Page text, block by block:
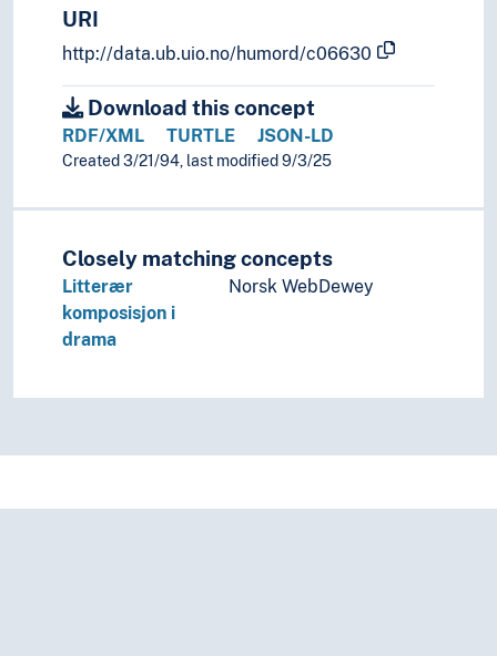
URI
http://data.ub.uio.no/humord/c06630
Download this concept
RDF/XML TURTLE JSON-LD
Created 3/21/94, last modified 9/3/25
Closely matching concepts
Litterær
komposisjon i
drama
Norsk WebDewey